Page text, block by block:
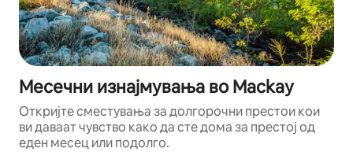
Месечни изнајмувања во Mackay
Откријте сместувања за долгорочни престои кои
ви даваат чувство како да сте дома за престој од
еден месец или подолго.